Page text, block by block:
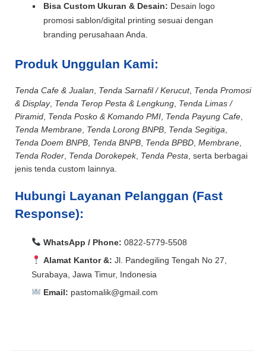
Bisa Custom Ukuran & Desain: Desain logo
promosi sablon/digital printing sesuai dengan
branding perusahaan Anda.
Produk Unggulan Kami:
Tenda Cafe & Jualan Tenda Sarnafil / Kerucut, Tenda Promosi
& Display, Tenda Terop Pesta & Lengkung Tenda Limas /
Piramid Tenda Posko & Komando PMI Tenda Payung Cafe
Tenda Membrane Tenda Lorong BNPB Tenda Segitiga
Tenda Doem BNPB Tenda BNPB Tenda BPBD Membrane
Tenda Roder Tenda Dorokepek, Tenda Pesta , serta berbagai
jenis tenda custom lainnya.
Hubungi Layanan Pelanggan (Fast
Response):
WhatsApp / Phone: 0822-5779-5508
Alamat Kantor &: Jl. Pandegiling Tengah No 27,
Surabaya, Jawa Timur, Indonesia
Email: pastomalik@gmail.com